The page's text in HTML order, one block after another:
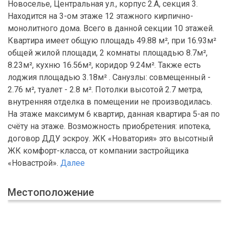
Новоселье, Центральная ул., корпус 2.А, секция 3.
Находится на 3-ом этаже 12 этажного кирпично-
монолитного дома. Всего в данной секции 10 этажей.
Квартира имеет общую площадь 49.88 м², при 16.93м²
общей жилой площади, 2 комнаты площадью 8.7м²,
8.23м², кухню 16.56м², коридор 9.24м². Также есть
лоджия площадью 3.18м² . Санузлы: совмещенный -
2.76 м², туалет - 2.8 м². Потолки высотой 2.7 метра,
внутренняя отделка в помещении не производилась.
На этаже максимум 6 квартир, данная квартира 5-ая по
счёту на этаже. Возможность приобретения: ипотека,
договор ДДУ эскроу. ЖК «Новатория» это высотный
ЖК комфорт-класса, от компании застройщика
«Новастрой». Далее
Местоположение